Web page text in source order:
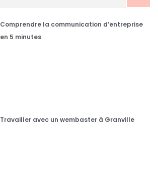
Comprendre la communication d’entreprise
en 5 minutes
Travailler avec un wembaster à Granville